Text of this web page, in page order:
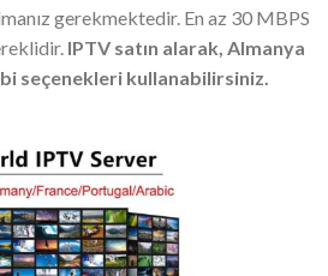
gerekmektedir. En az 30 MBPS
IPTV satın alarak, Almanya
seçenekleri kullanabilirsiniz.